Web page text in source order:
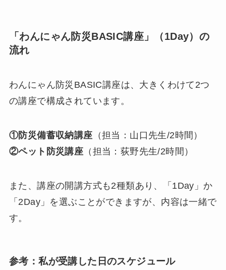
「わんにゃん防災BASIC講座」（1Day）の
流れ
わんにゃん防災BASIC講座は、大きくわけて2つ
の講座で構成されています。
①防災備蓄収納講座 （担当：山口先生/2時間）
②ペット防災講座 （担当：荻野先生/2時間）
また、講座の開講方式も2種類あり、「1Day」か
「2Day」を選ぶことができますが、内容は一緒で
す。
参考：私が受講した日のスケジュール